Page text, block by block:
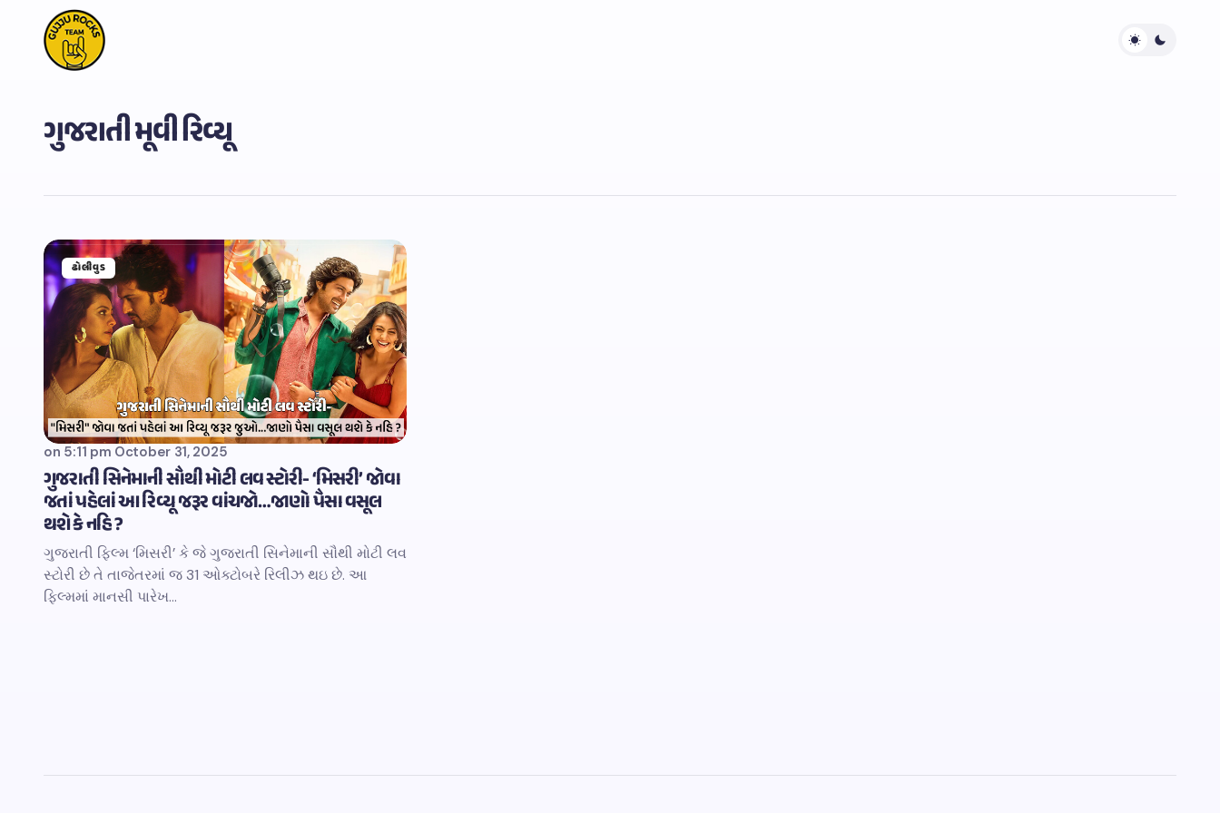
ગુજરાતી મૂવી રિવ્યૂ
ઢોલીવુડ
on 5:11 pm October 31, 2025
ગુજરાતી સિનેમાની સૌથી મોટી લવ સ્ટોરી- ‘મિસરી’ જોવા
જતાં પહેલાં આ રિવ્યૂ જરૂર વાંચજો…જાણો પૈસા વસૂલ
થશે કે નહિ ?
ગુજરાતી ફિલ્મ ‘મિસરી’ કે જે ગુજરાતી સિનેમાની સૌથી મોટી લવ
સ્ટોરી છે તે તાજેતરમાં જ 31 ઓક્ટોબરે રિલીઝ થઇ છે. આ
ફિલ્મમાં માનસી પારેખ…